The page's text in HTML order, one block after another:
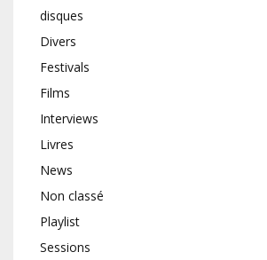
disques
Divers
Festivals
Films
Interviews
Livres
News
Non classé
Playlist
Sessions